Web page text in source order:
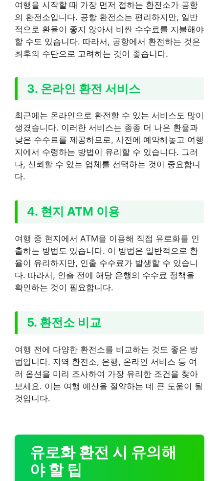
여행을 시작할 때 가장 먼저 접하는 환전소가 공항
의 환전소입니다. 공항 환전소는 편리하지만, 일반
적으로 환율이 좋지 않아서 비싼 수수료를 지불해야
할 수도 있습니다. 따라서, 공항에서 환전하는 것은
최후의 수단으로 고려하는 것이 좋습니다.
3. 온라인 환전 서비스
최근에는 온라인으로 환전할 수 있는 서비스도 많이
생겼습니다. 이러한 서비스는 종종 더 나은 환율과
낮은 수수료를 제공하므로, 사전에 예약해놓고 여행
지에서 수령하는 방법이 유리할 수 있습니다. 그러
나, 신뢰할 수 있는 업체를 선택하는 것이 중요합니
다.
4. 현지 ATM 이용
여행 중 현지에서 ATM을 이용해 직접 유로화를 인
출하는 방법도 있습니다. 이 방법은 일반적으로 환
율이 유리하지만, 인출 수수료가 발생할 수 있습니
다. 따라서, 인출 전에 해당 은행의 수수료 정책을
확인하는 것이 필요합니다.
5. 환전소 비교
여행 전에 다양한 환전소를 비교하는 것도 좋은 방
법입니다. 지역 환전소, 은행, 온라인 서비스 등 여
러 옵션을 미리 조사하여 가장 유리한 조건을 찾아
보세요. 이는 여행 예산을 절약하는 데 큰 도움이 될
것입니다.
유로화 환전 시 유의해
야 할 팁